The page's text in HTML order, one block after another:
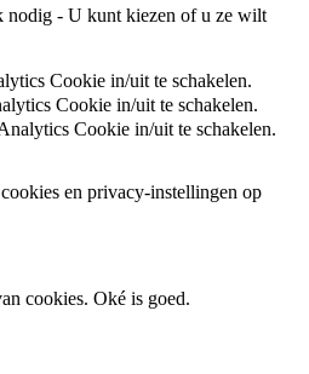
nodig - U kunt kiezen of u ze wilt
Cookie in/uit te schakelen.
Cookie in/uit te schakelen.
Cookie in/uit te schakelen.
en privacy-instellingen op
cookies. Oké is goed.